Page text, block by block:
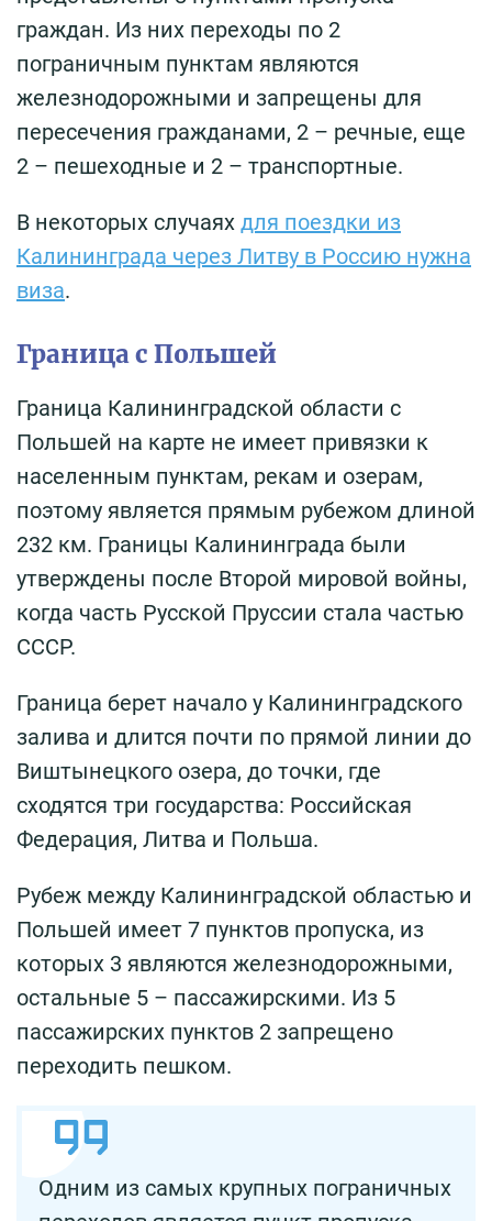
граждан. Из них переходы по 2
пограничным пунктам являются
железнодорожными и запрещены для
пересечения гражданами, 2 – речные, еще
2 – пешеходные и 2 – транспортные.
В некоторых случаях для поездки из
Калининграда через Литву в Россию нужна
виза.
Граница с Польшей
Граница Калининградской области с
Польшей на карте не имеет привязки к
населенным пунктам, рекам и озерам,
поэтому является прямым рубежом длиной
232 км. Границы Калининграда были
утверждены после Второй мировой войны,
когда часть Русской Пруссии стала частью
СССР.
Граница берет начало у Калининградского
залива и длится почти по прямой линии до
Виштынецкого озера, до точки, где
сходятся три государства: Российская
Федерация, Литва и Польша.
Рубеж между Калининградской областью и
Польшей имеет 7 пунктов пропуска, из
которых 3 являются железнодорожными,
остальные 5 – пассажирскими. Из 5
пассажирских пунктов 2 запрещено
переходить пешком.
Одним из самых крупных пограничных